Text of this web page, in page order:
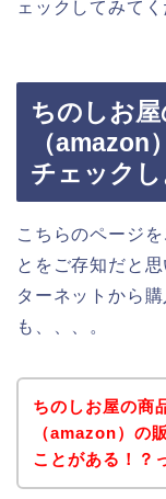
ェックしてみてく
ちのしお
（amazon
チェックし
こちらのページ
とをご存知だと
ターネットから
も、、、。
ちのしお屋の商
（amazon）の
ことがある！？